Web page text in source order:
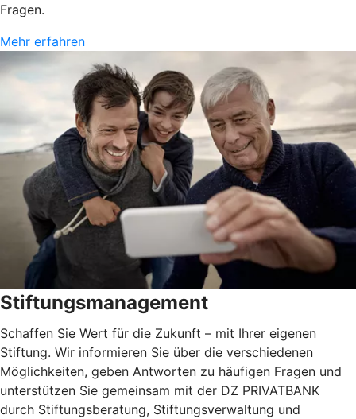
Fragen.
Mehr erfahren
Stiftungsmanagement
Schaffen Sie Wert für die Zukunft – mit Ihrer eigenen
Stiftung. Wir informieren Sie über die verschiedenen
Möglichkeiten, geben Antworten zu häufigen Fragen und
unterstützen Sie gemeinsam mit der DZ PRIVATBANK
durch Stiftungsberatung, Stiftungsverwaltung und